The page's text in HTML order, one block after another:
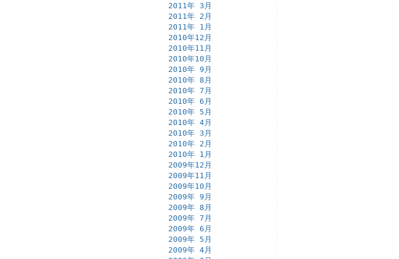
2011年 3月
2011年 2月
2011年 1月
2010年12月
2010年11月
2010年10月
2010年 9月
2010年 8月
2010年 7月
2010年 6月
2010年 5月
2010年 4月
2010年 3月
2010年 2月
2010年 1月
2009年12月
2009年11月
2009年10月
2009年 9月
2009年 8月
2009年 7月
2009年 6月
2009年 5月
2009年 4月